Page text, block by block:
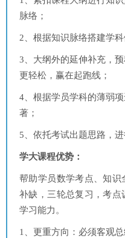
脉络；
2、根据知识脉络搭建学
3、大纲外的延伸补充，
更轻松，赢在起跑线；
4、根据学员学科的薄弱
著；
5、依托考试出题思路，
学大课程优势：
帮助学员数学考点、知识
补缺，三轮总复习，考
学习能力。
1、更重方向：必须客观